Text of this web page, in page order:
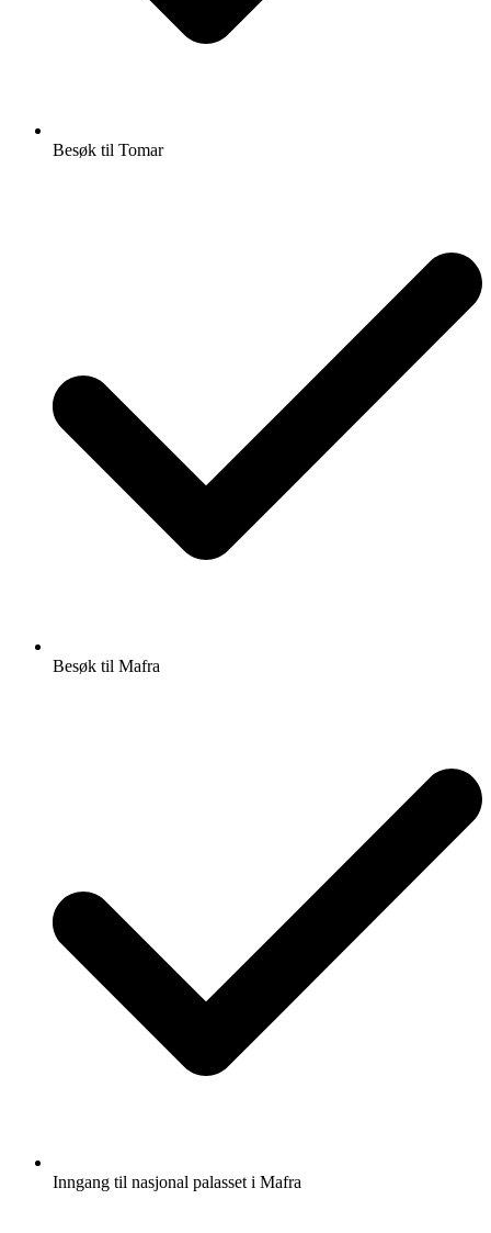
Besøk til Tomar
Besøk til Mafra
Inngang til nasjonal palasset i Mafra